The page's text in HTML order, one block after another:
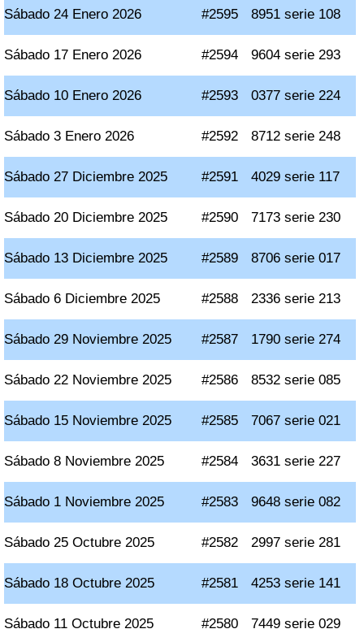
Sábado 24 Enero 2026 #2595 8951 serie 108
Sábado 17 Enero 2026 #2594 9604 serie 293
Sábado 10 Enero 2026 #2593 0377 serie 224
Sábado 3 Enero 2026 #2592 8712 serie 248
Sábado 27 Diciembre 2025 #2591 4029 serie 117
Sábado 20 Diciembre 2025 #2590 7173 serie 230
Sábado 13 Diciembre 2025 #2589 8706 serie 017
Sábado 6 Diciembre 2025 #2588 2336 serie 213
Sábado 29 Noviembre 2025 #2587 1790 serie 274
Sábado 22 Noviembre 2025 #2586 8532 serie 085
Sábado 15 Noviembre 2025 #2585 7067 serie 021
Sábado 8 Noviembre 2025 #2584 3631 serie 227
Sábado 1 Noviembre 2025 #2583 9648 serie 082
Sábado 25 Octubre 2025 #2582 2997 serie 281
Sábado 18 Octubre 2025 #2581 4253 serie 141
Sábado 11 Octubre 2025 #2580 7449 serie 029